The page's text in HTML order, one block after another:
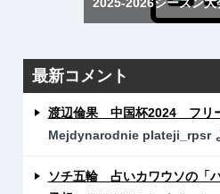
最新コメント
渡辺倫果 中国杯2024 フリ
Mejdynarodnie plateji_rpsr
ソチ五輪 占いカワウソの「